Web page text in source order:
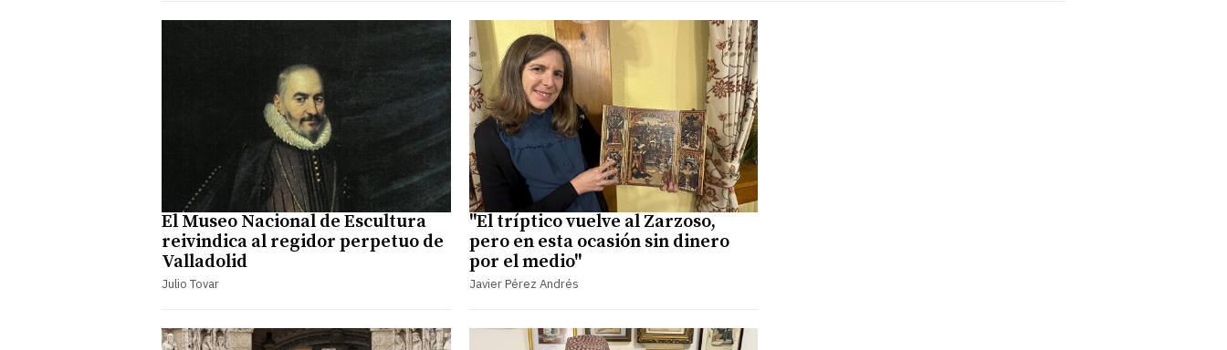
El Museo Nacional de Escultura
reivindica al regidor perpetuo de
Valladolid
Julio Tovar
"El tríptico vuelve al Zarzoso,
pero en esta ocasión sin dinero
por el medio"
Javier Pérez Andrés